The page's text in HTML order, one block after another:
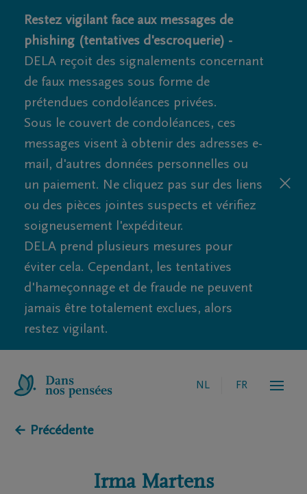
Restez vigilant face aux messages de
phishing (tentatives d'escroquerie) -
DELA reçoit des signalements concernant
de faux messages sous forme de
prétendues condoléances privées.
Sous le couvert de condoléances, ces
messages visent à obtenir des adresses e-
mail, d'autres données personnelles ou
un paiement. Ne cliquez pas sur des liens
ou des pièces jointes suspects et vérifiez
soigneusement l'expéditeur.
DELA prend plusieurs mesures pour
éviter cela. Cependant, les tentatives
d'hameçonnage et de fraude ne peuvent
jamais être totalement exclues, alors
restez vigilant.
NL FR
← Précédente
Irma Martens